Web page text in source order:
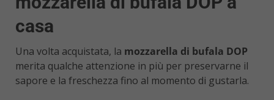
casa
Una volta acquistata, la mozzarella di bufala DOP
merita qualche attenzione in più per preservarne il
sapore e la freschezza fino al momento di gustarla.